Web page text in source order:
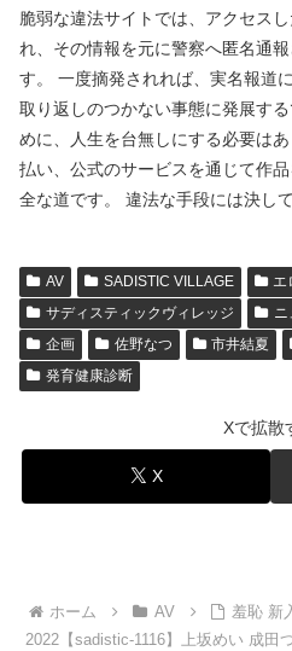
脆弱な違法サイトでは、アクセス
れ、その情報を元に警察へ匿名通
す。 一度摘発されれば、実名報道
取り返しのつかない事態に発展す
めに、人生を台無しにする必要は
払い、公式のサービスを通じて作
全な道です。 違法な手段には決し
AV SADISTIC VILLAGE
エ
サディスティックヴィレッジ
ニ
企画
佐野なつ 市井結夏
発育健康診断
Xで拡散
X
ホーム AV
羞恥 新
2022【sadistic-1116】上坂めい 成田